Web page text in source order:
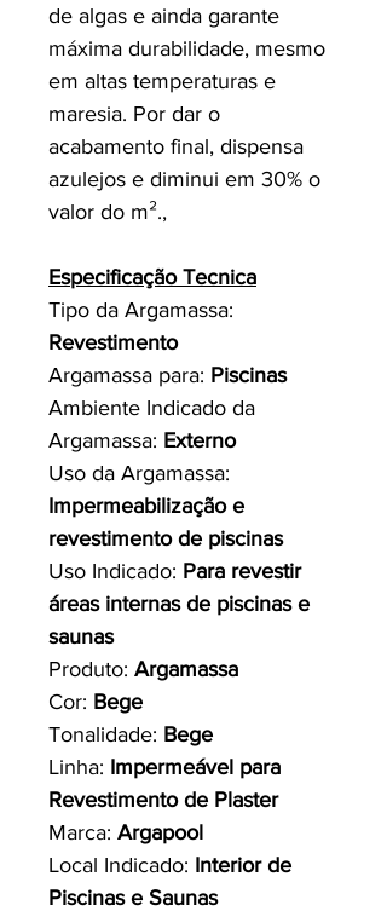
de algas e ainda garante
máxima durabilidade, mesmo
em altas temperaturas e
maresia. Por dar o
acabamento final, dispensa
azulejos e diminui em 30% o
valor do m².,
Especificação Tecnica
Tipo da Argamassa:
Revestimento
Argamassa para: Piscinas
Ambiente Indicado da
Argamassa: Externo
Uso da Argamassa:
Impermeabilização e
revestimento de piscinas
Uso Indicado: Para revestir
áreas internas de piscinas e
saunas
Produto: Argamassa
Cor: Bege
Tonalidade: Bege
Linha: Impermeável para
Revestimento de Plaster
Marca: Argapool
Local Indicado: Interior de
Piscinas e Saunas